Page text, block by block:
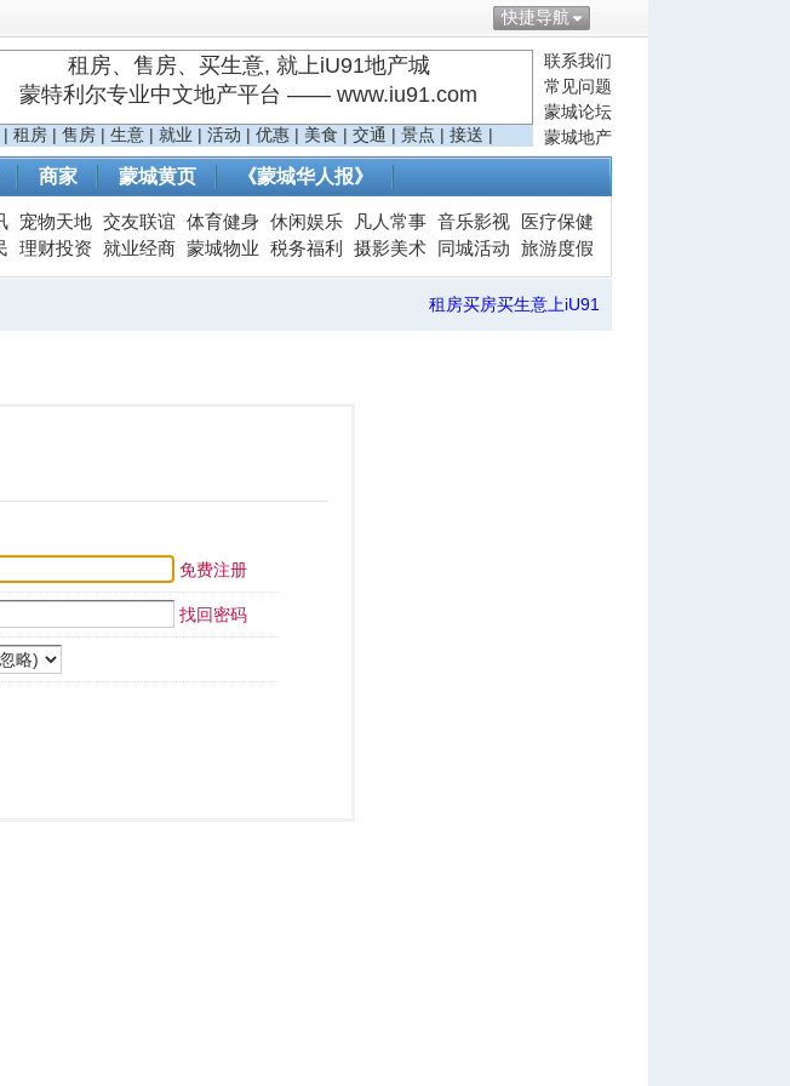
快捷导航
联系我们
常见问题
蒙城论坛
蒙城地产
租房、售房、买生意, 就上iU91地产城
蒙特利尔专业中文地产平台 —— www.iu91.com
| 租房 | 售房 | 生意 | 就业 | 活动 | 优惠 | 美食 | 交通 | 景点 | 接送 |
商家 蒙城黄页 《蒙城华人报》
宠物天地 交友联谊 体育健身 休闲娱乐 凡人常事 音乐影视
医疗保健
理财投资 就业经商 蒙城物业 税务福利 摄影美术 同城活动 旅游度假
租房买房买生意上iU91
免费注册
找回密码